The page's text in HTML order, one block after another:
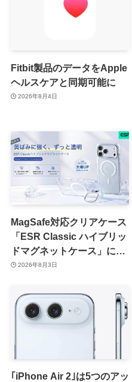
Fitbit製品のデータをApple
ヘルスケアと同期可能に
2026年8月4日
MagSafe対応クリアケース
「ESR Classic ハイブリッ
ドマグネットケース」に黄
ばみへの耐久性を向上させ
2026年8月3日
｢iPhone Air 2｣は5つのアッ